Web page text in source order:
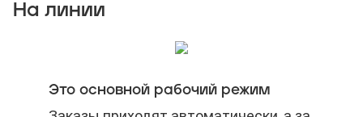
На линии
Стоимость откроется после начала
поездки.
Это основной рабочий режим
Заказ считается нестандартным,
если:
Стоимость откроется после начала
поездки.